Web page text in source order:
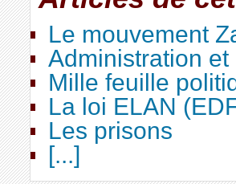
Le mouvement
Administration
Mille feuille
La loi ELAN
Les prisons
[...]